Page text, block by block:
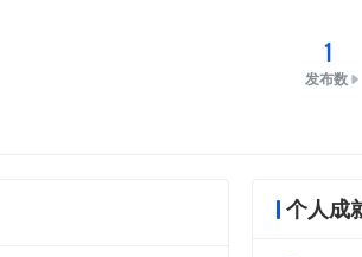
1
发布数
个人成